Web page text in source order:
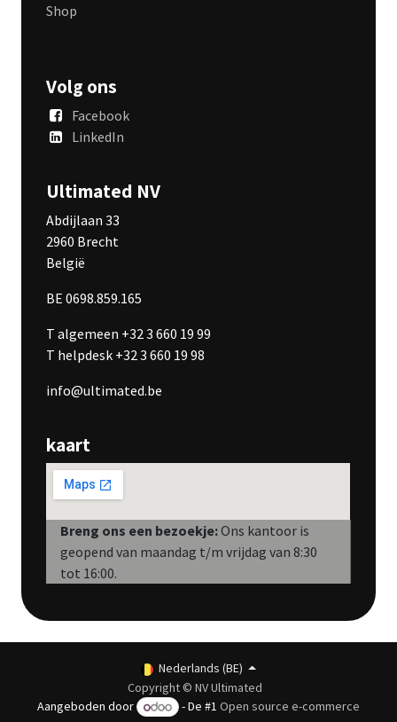
Shop
Volg ons
Facebook
LinkedIn
Ultimated NV
Abdijlaan 33
2960 Brecht
België
BE 0698.859.165
T algemeen +32 3 660 19 99
T helpdesk +32 3 660 19 98
info@ultimated.be
kaart
Breng ons een bezoekje:Ons kantoor is
geopend van maandag t/m vrijdag van 8:30
tot 16:00.
Copyright © NV Ultimated
Nederlands (BE)
Aangeboden door - De #1Open source e-commerce